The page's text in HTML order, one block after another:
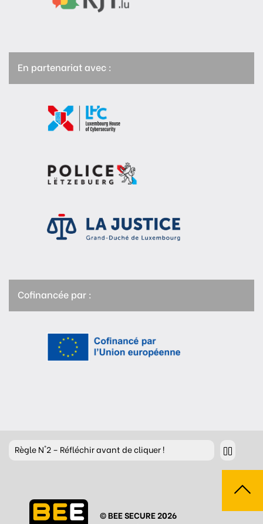
En partenariat avec :
Cofinancée par :
RègleN°2 – Réfléchir avant de cliquer !
RègleN°4 – Respecter les autres
RègleN°5 – Se protéger du piratage
© BEE SECURE 2026